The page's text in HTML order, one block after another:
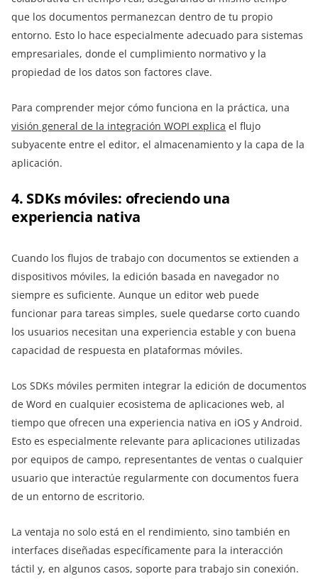
que los documentos permanezcan dentro de tu propio
entorno. Esto lo hace especialmente adecuado para sistemas
empresariales, donde el cumplimiento normativo y la
propiedad de los datos son factores clave.
Para comprender mejor cómo funciona en la práctica, una
visión general de la integración WOPI explica el flujo
subyacente entre el editor, el almacenamiento y la capa de la
aplicación.
4. SDKs móviles: ofreciendo una
experiencia nativa
Cuando los flujos de trabajo con documentos se extienden a
dispositivos móviles, la edición basada en navegador no
siempre es suficiente. Aunque un editor web puede
funcionar para tareas simples, suele quedarse corto cuando
los usuarios necesitan una experiencia estable y con buena
capacidad de respuesta en plataformas móviles.
Los SDKs móviles permiten integrar la edición de documentos
de Word en cualquier ecosistema de aplicaciones web, al
tiempo que ofrecen una experiencia nativa en iOS y Android.
Esto es especialmente relevante para aplicaciones utilizadas
por equipos de campo, representantes de ventas o cualquier
usuario que interactúe regularmente con documentos fuera
de un entorno de escritorio.
La ventaja no solo está en el rendimiento, sino también en
interfaces diseñadas específicamente para la interacción
táctil y, en algunos casos, soporte para trabajo sin conexión.